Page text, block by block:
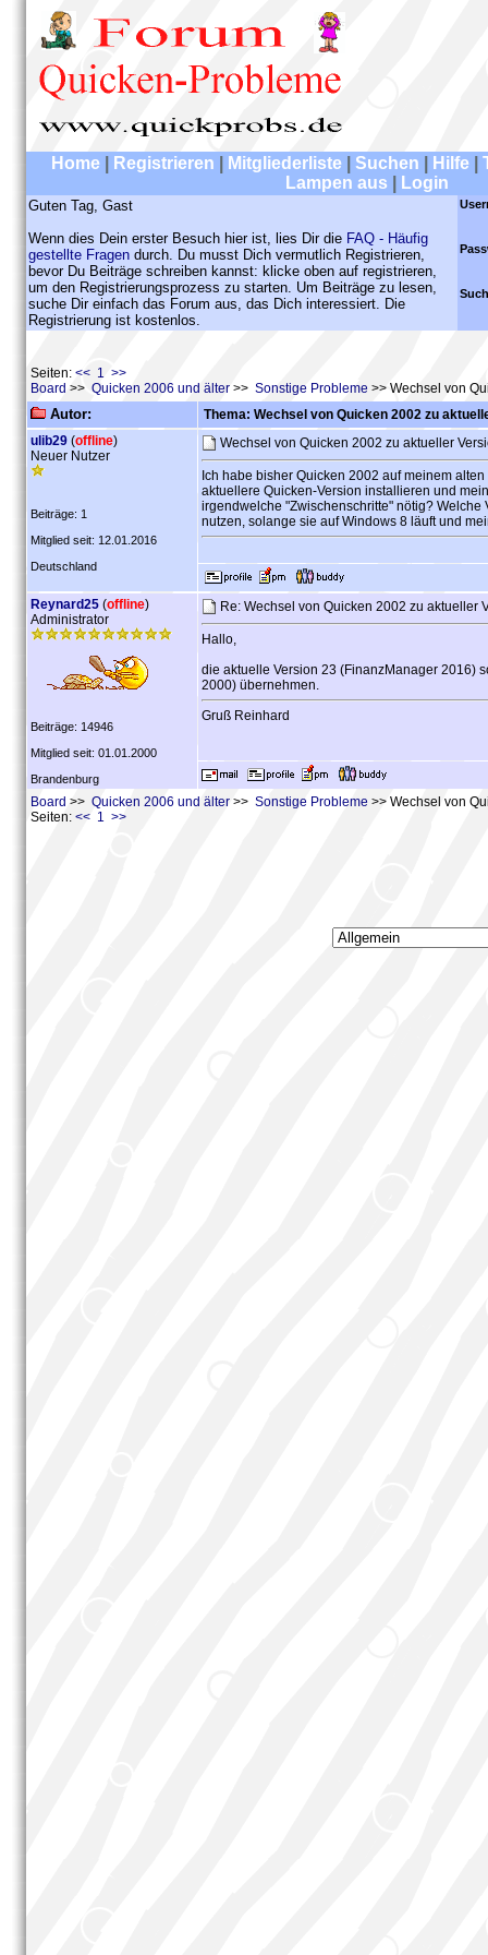
Home Registrieren Mitgliederliste Suchen Hilfe
Lampen aus
Login
Guten Tag, Gast
Wenn dies Dein erster Besuch hier ist, lies Dir die FAQ - Häufig
gestellte Fragen durch. Du musst Dich vermutlich Registrieren,
bevor Du Beiträge schreiben kannst: klicke oben auf registrieren,
um den Registrierungsprozess zu starten. Um Beiträge zu lesen,
suche Dir einfach das Forum aus, das Dich interessiert. Die
Registrierung ist kostenlos.
Seiten: << 1 >>
Board >> Quicken 2006 und älter >> Sonstige Probleme >> Wechsel von
Autor:
Thema: Wechsel von Quicken 2002 zu
ulib29 (offline)
Neuer Nutzer
Beiträge: 1
Mitglied seit: 12.01.2016
Deutschland
Wechsel von Quicken 2002 zu aktueller
Ich habe bisher Quicken 2002 auf meinem
aktuellere Quicken-Version installieren und
irgendwelche "Zwischenschritte" nötig? Welche
nutzen, solange sie auf Windows 8 läuft und
Reynard25 (offline)
Administrator
Beiträge: 14946
Mitglied seit: 01.01.2000
Brandenburg
Re: Wechsel von Quicken 2002 zu aktueller
Hallo,
die aktuelle Version 23 (FinanzManager 2016)
2000) übernehmen.
Gruß Reinhard
Board >> Quicken 2006 und älter >> Sonstige Probleme >> Wechsel von
Seiten: << 1 >>